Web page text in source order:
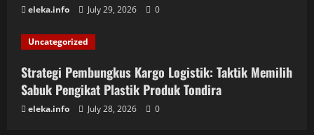
eleka.info July 29, 2026 0
Uncategorized
Strategi Pembungkus Kargo Logistik: Taktik Memilih
Sabuk Pengikat Plastik Produk Tondira
eleka.info July 28, 2026 0